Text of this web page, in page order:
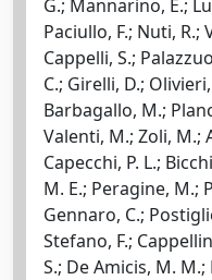
G.; Mannarino, E.;
Paciullo, F.; Nuti, R.;
Cappelli, S.;
C.; Girelli, D.;
Barbagallo, M.;
Valenti, M.; Zoli, M.;
Capecchi, P. L.;
M. E.; Peragine, M.;
Gennaro, C.;
Stefano, F.;
S.; De Amicis, M. M.;